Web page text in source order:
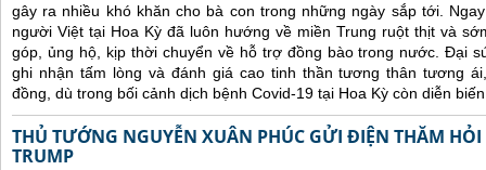
gây ra nhiều khó khăn cho bà con trong những ngày sắp tới.
người Việt tại Hoa Kỳ đã luôn hướng về miền Trung ruột thịt và
góp, ủng hộ, kịp thời chuyển về hỗ trợ đồng bào trong nước. Đại
ghi nhận tấm lòng và đánh giá cao tinh thần tương thân tương
đồng, dù trong bối cảnh dịch bệnh Covid-19 tại Hoa Kỳ còn diễn
THỦ TƯỚNG NGUYỄN XUÂN PHÚC GỬI ĐIỆN THĂM
TRUMP